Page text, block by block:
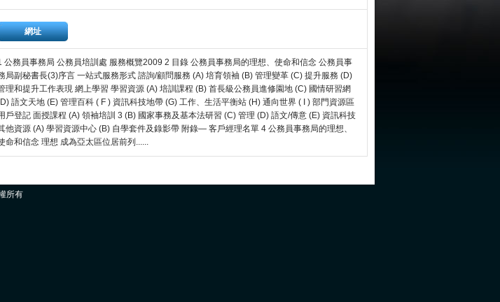
網址
公務員事務局 公務員培訓處 服務概覽2009 2 目錄 公務員事務局的理想、使命和信念 公務員事
局副秘書長(3)序言 一站式服務形式 諮詢/顧問服務 (A) 培育領袖 (B) 管理變革 (C) 提升服務 (D)
理和提升工作表現 網上學習 學習資源 (A) 培訓課程 (B) 首長級公務員進修園地 (C) 國情研習網
語文天地 (E) 管理百科 ( F ) 資訊科技地帶 (G) 工作、生活平衡站 (H) 通向世界 ( I ) 部門資源區
戶登記 面授課程 (A) 領袖培訓 3 (B) 國家事務及基本法研習 (C) 管理 (D) 語文/傳意 (E) 資訊科技
他資源 (A) 學習資源中心 (B) 自學套件及錄影帶 附錄— 客戶經理名單 4 公務員事務局的理想、
命和信念 理想 成為亞太區位居前列......
所有